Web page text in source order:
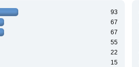
93
67
67
55
22
15